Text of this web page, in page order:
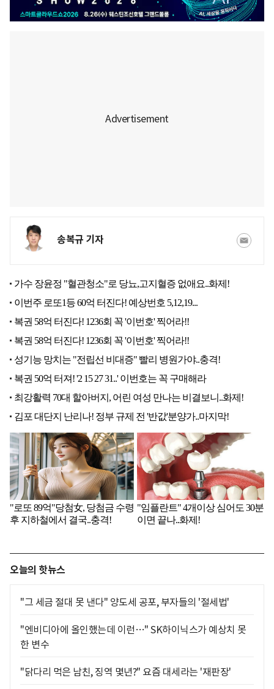
송복규 기자
오늘의 핫뉴스
"그 세금 절대 못 낸다" 양도세 공포, 부자들의 '절세법'
"엔비디아에 올인했는데 이런…" SK하이닉스가 예상치 못
한 변수
"닭다리 먹은 남친, 징역 몇년?" 요즘 대세라는 '재판장'